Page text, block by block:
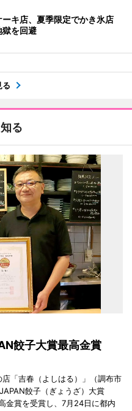
キ店、夏季限定でかき氷店
を回避
る
る
餃子大賞最高金賞
「吉春（よしはる）」（調布市
餃子（ぎょうざ）大賞
金賞を受賞し、7月24日に都内